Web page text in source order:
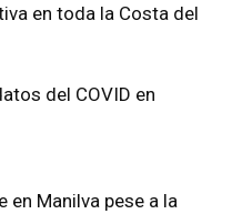
en toda la Costa del
del COVID en
en Manilva pese a la